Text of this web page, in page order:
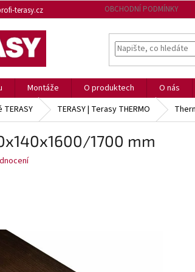
terasy.cz OBCHODNÍ PODMÍNKY
Montáže O produktech O nás
TERASY | Terasy THERMO
1700 mm